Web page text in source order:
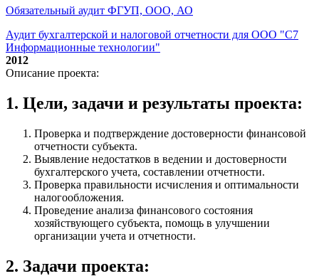
Обязательный аудит ФГУП, ООО, АО
Аудит бухгалтерской и налоговой отчетности для ООО "С7
Информационные технологии"
2012
Описание проекта:
1. Цели, задачи и результаты проекта:
Проверка и подтверждение достоверности финансовой
отчетности субъекта.
Выявление недостатков в ведении и достоверности
бухгалтерского учета, составлении отчетности.
Проверка правильности исчисления и оптимальности
налогообложения.
Проведение анализа финансового состояния
хозяйствующего субъекта, помощь в улучшении
организации учета и отчетности.
2. Задачи проекта: